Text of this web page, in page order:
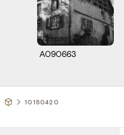
A090663
10150420